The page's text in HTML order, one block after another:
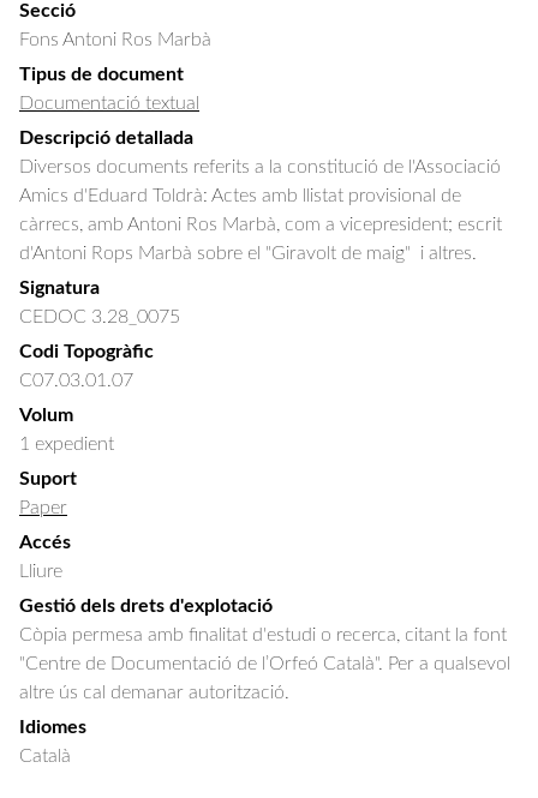
Secció
Fons Antoni Ros Marbà
Tipus de document
Documentació textual
Descripció detallada
Diversos documents referits a la constitució de l'Associació
Amics d'Eduard Toldrà: Actes amb llistat provisional de
càrrecs, amb Antoni Ros Marbà, com a vicepresident; escrit
d'Antoni Rops Marbà sobre el "Giravolt de maig"  i altres.
Signatura
CEDOC 3.28_0075
Codi Topogràfic
C07.03.01.07
Volum
1 expedient
Suport
Paper
Accés
Lliure
Gestió dels drets d'explotació
Còpia permesa amb finalitat d'estudi o recerca, citant la font
"Centre de Documentació de l’Orfeó Català". Per a qualsevol
altre ús cal demanar autorització.
Idiomes
Català